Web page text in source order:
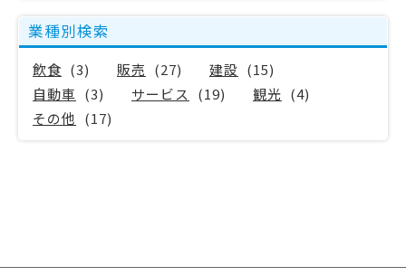
業種別検索
飲食 (3) 販売 (27) 建設 (15)
自動車 (3) サービス (19) 観光 (4)
その他 (17)